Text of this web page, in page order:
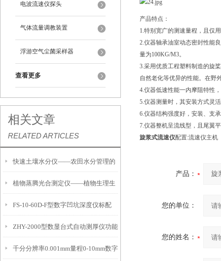
电波流速仪探头
气体流量调教装置
浮游空气尘菌采样器
查看更多
相关文章
RELATED ARTICLES
快速土壤水分仪——农田水分管理的
便携式检测工具
植物蒸腾光合测定仪——植物生理生
态的实时监测设备
FS-10-60D-F型数字凹坑深度仪标配
IP54级表头分辨率0.01mm量程
10mm！
ZHY-2000型数显台式自动测厚仪功能
特点
千分分辨率0.001mm量程0-10mm数字
产品特点：
1.特别宽广的测速量程，且仅
2.仪器轴承油室动态密封性能
量为100KG/M3。
3.采用优质工程塑料制造的旋
自然老化等优异的性能。在野
4.仪器低速性能一内摩阻特性
5.仪器测量时，其安装方式灵
6.仪器结构强度好，安装、支
7.仪器整机呈流线型，且尾翼
旋浆式流速仪配置:流速仪主机
产品：
您的单位：
您的姓名：